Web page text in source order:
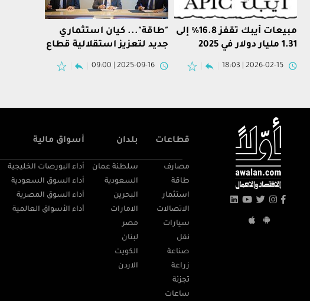
مبيعات أيبك تقفز 16.8% إلى
1.31 مليار دولار في 2025
2026-02-15 | 18:03
"طاقة"... كيان استثماري
جديد لتعزيز استقلالية قطاع
2025-09-16 | 09:00
قطاعات
مصارف
طاقة
استثمار
الاتصالات
سيارات
نقل
صناعة
زراعة
تجزئة
ساعات
بلدان
سلطنة عمان
السعودية
البحرين
الامارات
مصر
لبنان
الكويت
الاردن
أسواق مالية
أداء البورصات الخليجية
أداء السوق السعودية
أداء السوق المصرية
أداء الأسواق العالمية